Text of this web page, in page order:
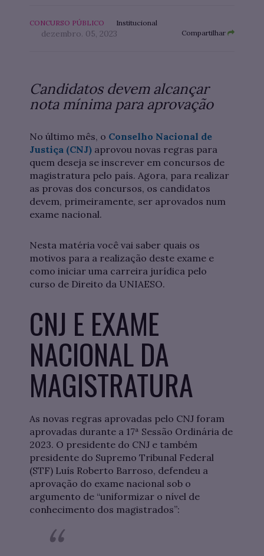
CONCURSO PÚBLICO Institucional
dezembro. 05, 2023 Compartilhar
Candidatos devem alcançar
nota mínima para aprovação
No último mês, o Conselho Nacional de
Justiça (CNJ) aprovou novas regras para
quem deseja se inscrever em concursos de
magistratura pelo país. Agora, para realizar
as provas dos concursos, os candidatos
devem, primeiramente, ser aprovados num
exame nacional.
Nesta matéria você vai saber quais os
motivos para a realização deste exame e
como iniciar uma carreira jurídica pelo
curso de Direito da UNIAESO.
CNJ E EXAME
NACIONAL DA
MAGISTRATURA
As novas regras aprovadas pelo CNJ foram
aprovadas durante a 17ª Sessão Ordinária de
2023. O presidente do CNJ e também
presidente do Supremo Tribunal Federal
(STF) Luís Roberto Barroso, defendeu a
aprovação do exame nacional sob o
argumento de “uniformizar o nível de
conhecimento dos magistrados”: